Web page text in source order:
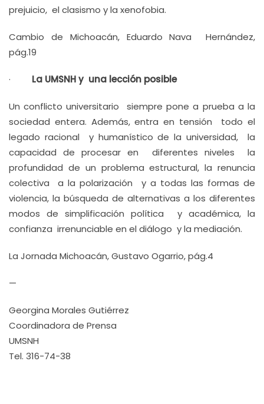
prejuicio, el clasismo y la xenofobia.
Cambio de Michoacán, Eduardo Nava Hernández,
pág.19
· La UMSNH y una lección posible
Un conflicto universitario siempre pone a prueba a la
sociedad entera. Además, entra en tensión todo el
legado racional y humanístico de la universidad, la
capacidad de procesar en diferentes niveles la
profundidad de un problema estructural, la renuncia
colectiva a la polarización y a todas las formas de
violencia, la búsqueda de alternativas a los diferentes
modos de simplificación política y académica, la
confianza irrenunciable en el diálogo y la mediación.
La Jornada Michoacán, Gustavo Ogarrio, pág.4
—
Georgina Morales Gutiérrez
Coordinadora de Prensa
UMSNH
Tel. 316-74-38